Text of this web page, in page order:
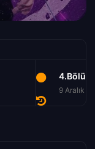
4.Bölüm
9 Aralık